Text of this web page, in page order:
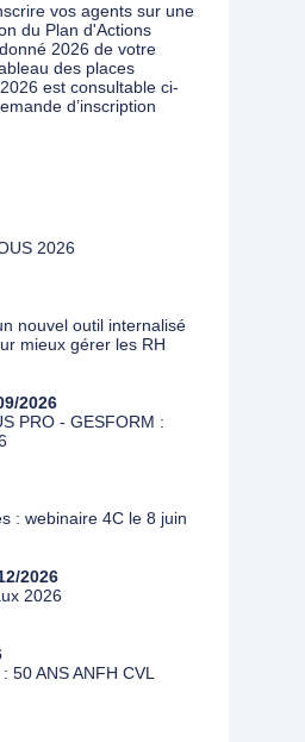
vos agents sur une
du Plan d'Actions
2026 de votre
des places
est consultable ci-
d’inscription
2026
nouvel outil internalisé
mieux gérer les RH
2026
PRO - GESFORM :
: webinaire 4C le 8 juin
2026
2026
50 ANS ANFH CVL